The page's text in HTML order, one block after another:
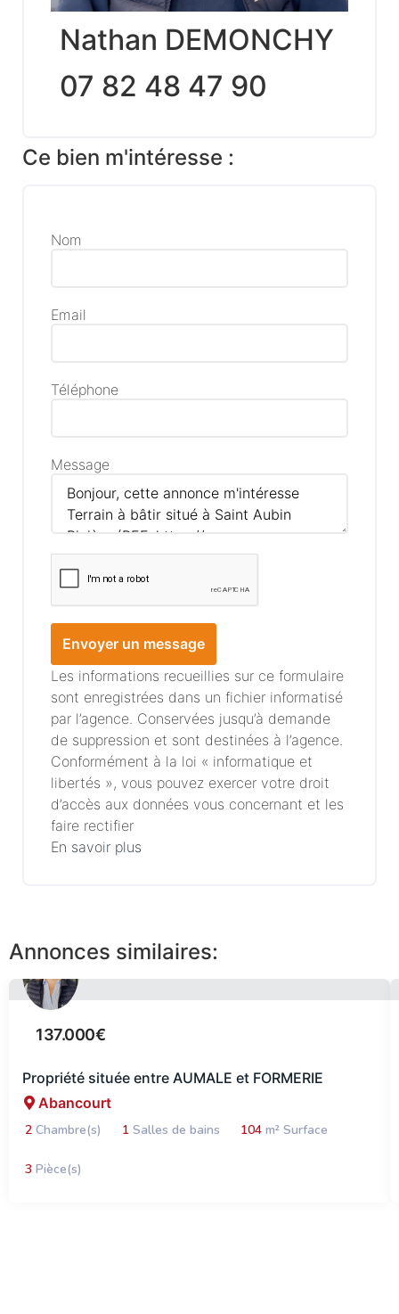
Nathan DEMONCHY
07 82 48 47 90
Ce bien m'intéresse :
Nom
Email
Téléphone
Message
Envoyer un message
Les informations recueillies sur ce formulaire
sont enregistrées dans un fichier informatisé
par l’agence. Conservées jusqu’à demande
de suppression et sont destinées à l’agence.
Conformément à la loi « informatique et
libertés », vous pouvez exercer votre droit
d’accès aux données vous concernant et les
faire rectifier
En savoir plus
Annonces similaires:
137.000€
Propriété située entre AUMALE et FORMERIE
Abancourt
2 Chambre(s) 1 Salles de bains 104 m² Surface
3 Pièce(s)